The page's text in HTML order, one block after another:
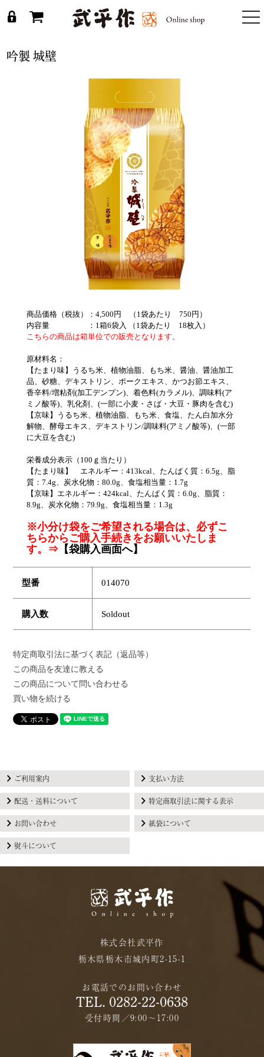
吟製 城壁
商品価格（税抜）：4,500円 （1袋あたり 750円）
内容量 ：1箱6袋入 （1袋あたり 18枚入）
こちらの商品は箱単位での販売となります。
原材料名：
【たまり味】うるち米、植物油脂、もち米、醤油、醤油加工
品、砂糖、デキストリン、ポークエキス、かつお節エキス、
香辛料/増粘剤(加工デンプン)、着色料(カラメル)、調味料(ア
ミノ酸等)、乳化剤、(一部に小麦・さば・大豆・豚肉を含む)
【京味】うるち米、植物油脂、もち米、食塩、たん白加水分
解物、酵母エキス、デキストリン/調味料(アミノ酸等)、(一部
に大豆を含む)
栄養成分表示（100ｇ当たり）
【たまり味】 エネルギー：413kcal、たんぱく質：6.5g、脂
質：7.4g、炭水化物：80.0g、食塩相当量：1.7g
【京味】エネルギー：424kcal、たんぱく質：6.0g、脂質：
8.9g、炭水化物：79.9g、食塩相当量：1.3g
※小分け袋をご希望される場合は、必ずこ
ちらからご購入手続きをお願いいたしま
す。⇒【袋購入画面へ】
型番 014070
購入数 Soldout
特定商取引法に基づく表記（返品等）
この商品を友達に教える
この商品について問い合わせる
買い物を続ける
ご利用案内 支払い方法
配送・送料について 特定商取引法に関する表示
お問い合わせ 紙袋について
熨斗について
株式会社武平作
栃木県栃木市城内町2-15-1
お電話でのお問い合わせ
TEL. 0282-22-0638
受付時間／9:00〜17:00